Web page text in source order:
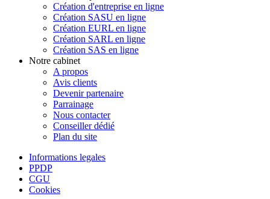
Création d'entreprise en ligne
Création SASU en ligne
Création EURL en ligne
Création SARL en ligne
Création SAS en ligne
Notre cabinet
A propos
Avis clients
Devenir partenaire
Parrainage
Nous contacter
Conseiller dédié
Plan du site
Informations legales
PPDP
CGU
Cookies